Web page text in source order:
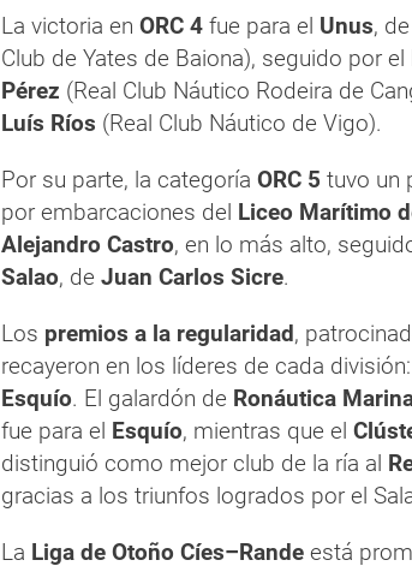
La victoria en ORC 4 fue para el Unus, de
Club de Yates de Baiona), seguido por el
Pérez (Real Club Náutico Rodeira de
Luís Ríos (Real Club Náutico de Vigo).
Por su parte, la categoría ORC 5 tuvo un
por embarcaciones del Liceo Marítimo
Alejandro Castro, en lo más alto,
Salao, de Juan Carlos Sicre.
Los premios a la regularidad,
recayeron en los líderes de cada división:
Esquío. El galardón de Ronáutica
fue para el Esquío, mientras que el
distinguió como mejor club de la ría al
gracias a los triunfos logrados por el
La Liga de Otoño Cíes–Rande está